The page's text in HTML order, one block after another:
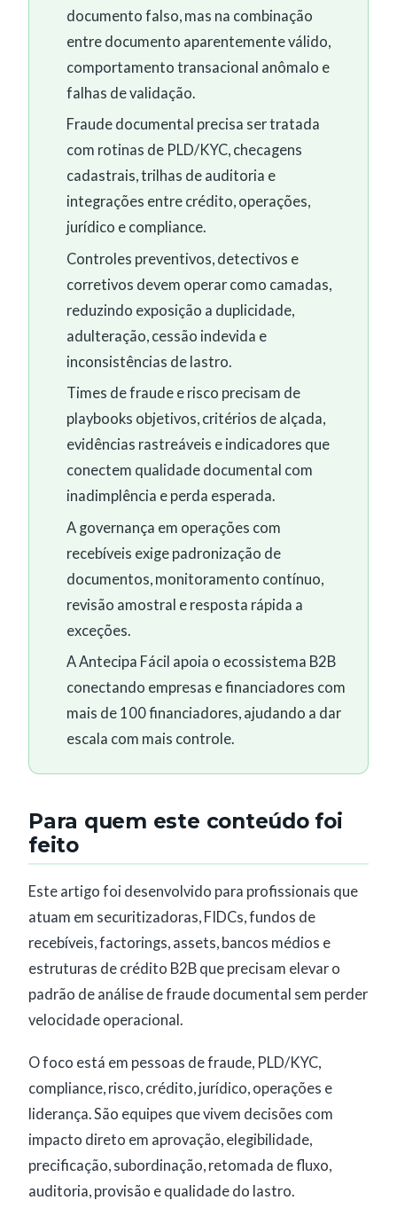
documento falso, mas na combinação
entre documento aparentemente válido,
comportamento transacional anômalo e
falhas de validação.
Fraude documental precisa ser tratada
com rotinas de PLD/KYC, checagens
cadastrais, trilhas de auditoria e
integrações entre crédito, operações,
jurídico e compliance.
Controles preventivos, detectivos e
corretivos devem operar como camadas,
reduzindo exposição a duplicidade,
adulteração, cessão indevida e
inconsistências de lastro.
Times de fraude e risco precisam de
playbooks objetivos, critérios de alçada,
evidências rastreáveis e indicadores que
conectem qualidade documental com
inadimplência e perda esperada.
A governança em operações com
recebíveis exige padronização de
documentos, monitoramento contínuo,
revisão amostral e resposta rápida a
exceções.
A Antecipa Fácil apoia o ecossistema B2B
conectando empresas e financiadores com
mais de 100 financiadores, ajudando a dar
escala com mais controle.
Para quem este conteúdo foi
feito
Este artigo foi desenvolvido para profissionais que
atuam em securitizadoras, FIDCs, fundos de
recebíveis, factorings, assets, bancos médios e
estruturas de crédito B2B que precisam elevar o
padrão de análise de fraude documental sem perder
velocidade operacional.
O foco está em pessoas de fraude, PLD/KYC,
compliance, risco, crédito, jurídico, operações e
liderança. São equipes que vivem decisões com
impacto direto em aprovação, elegibilidade,
precificação, subordinação, retomada de fluxo,
auditoria, provisão e qualidade do lastro.